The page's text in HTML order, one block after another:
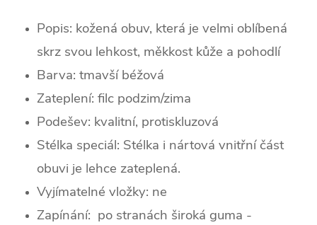
Popis: kožená obuv, která je velmi oblíbená
skrz svou lehkost, měkkost kůže a pohodlí
Barva: tmavší béžová
Zateplení: filc podzim/zima
Podešev: kvalitní, protiskluzová
Stélka speciál: Stélka i nártová vnitřní část
obuvi je lehce zateplená.
Vyjímatelné vložky: ne
Zapínání: po stranách široká guma -